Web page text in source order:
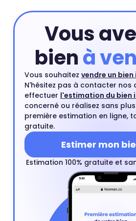
Vous
bienà
Vous souhaitez vendre un
N'hésitez pas à contacter nos
effectuer l'estimation du bien
concerné ou réalisez sans
première estimation en ligne,
gratuite.
Estimer mon
Estimation 100% gratuite et